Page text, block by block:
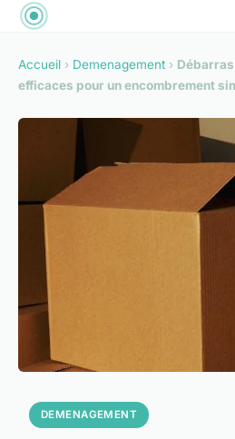
Accueil › Demenagement ›
efficaces pour un encombrement
DEMENAGEMENT